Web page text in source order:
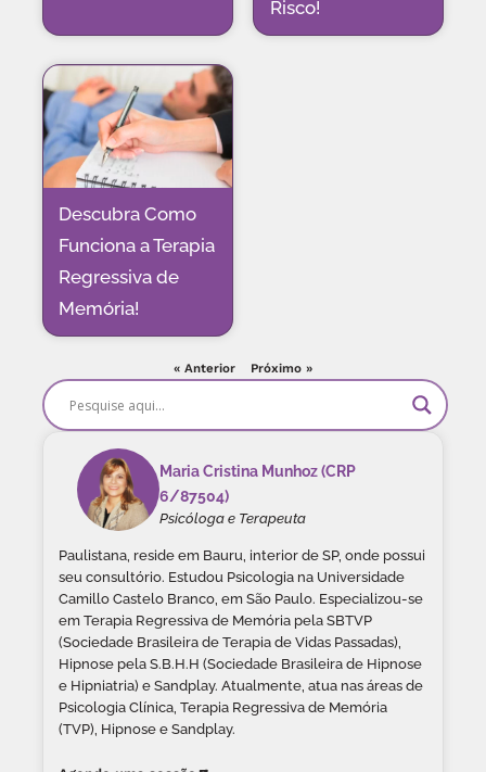
Risco!
Descubra Como
Funciona a Terapia
Regressiva de
Memória!
« Anterior Próximo »
Maria Cristina Munhoz (CRP
6/87504)
Psicóloga e Terapeuta
Paulistana, reside em Bauru, interior de SP, onde possui
seu consultório. Estudou Psicologia na Universidade
Camillo Castelo Branco, em São Paulo. Especializou-se
em Terapia Regressiva de Memória pela SBTVP
(Sociedade Brasileira de Terapia de Vidas Passadas),
Hipnose pela S.B.H.H (Sociedade Brasileira de Hipnose
e Hipniatria) e Sandplay. Atualmente, atua nas áreas de
Psicologia Clínica, Terapia Regressiva de Memória
(TVP), Hipnose e Sandplay.